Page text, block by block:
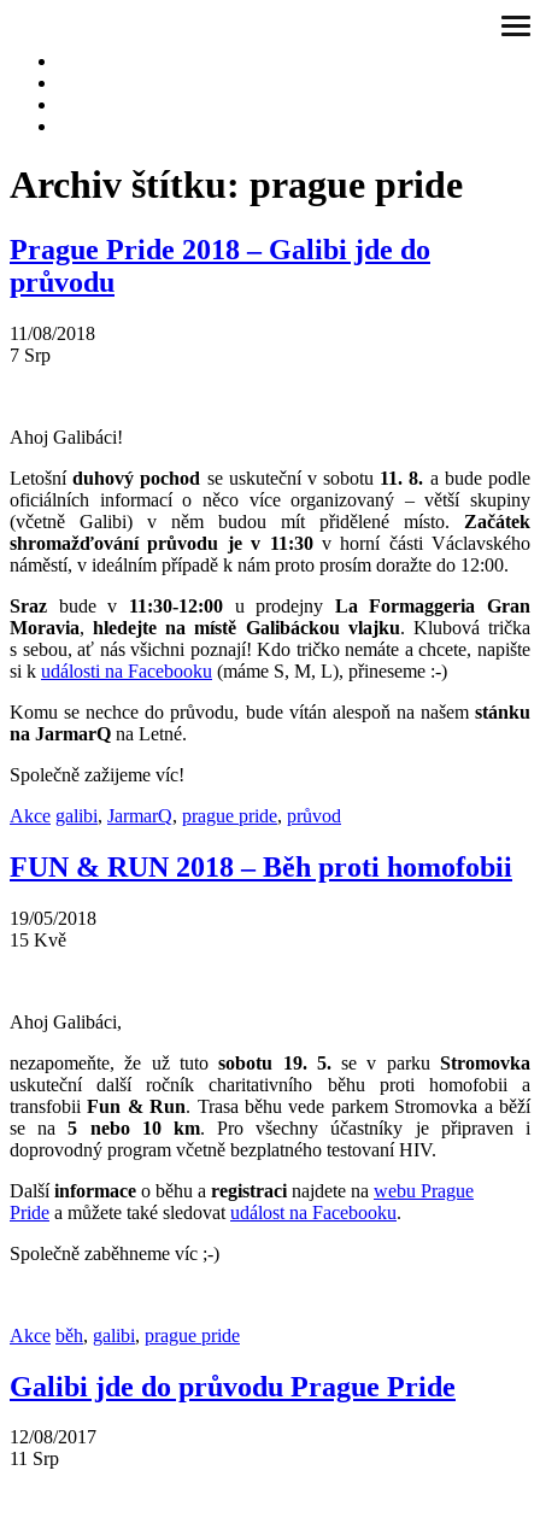
obsah
Archiv štítku: prague pride
Prague Pride 2018 – Galibi jde do
průvodu
11/08/2018
7 Srp
Ahoj Galibáci!
Letošníduhový pochod se uskuteční v sobotu 11. 8. a bude podle
oficiálních informací o něco více organizovaný – větší skupiny
(včetně Galibi) v něm budou mít přidělené místo. Začátek
shromažďování průvodu je v 11:30v horní části Václavského
náměstí, v ideálním případě k nám proto prosím doražte do 12:00.
Sraz bude v 11:30-12:00u prodejny La Formaggeria Gran
Moravia,hledejte na místě Galibáckou vlajku. Klubová trička
s sebou, ať nás všichni poznají! Kdo tričko nemáte a chcete, napište
si k události na Facebooku (máme S, M, L), přineseme :-)
Komu se nechce do průvodu, bude vítán alespoň na našem stánku
na JarmarQ na Letné.
Společně zažijeme víc!
Akce galibi, JarmarQ, prague pride, průvod
FUN & RUN 2018 – Běh proti homofobii
19/05/2018
15 Kvě
Ahoj Galibáci,
nezapomeňte, že už tutosobotu 19. 5.se v parkuStromovka
uskuteční další ročník charitativního běhu proti homofobii a
transfobiiFun & Run. Trasa běhu vede parkem Stromovka a běží
se na5 nebo 10 km. Pro všechny účastníky je připraven i
doprovodný program včetně bezplatného testovaní HIV.
Dalšíinformace o běhu a registraci najdete na webu Prague
Pride a můžete také sledovat událost na Facebooku.
Společně zaběhneme víc ;-)
Akce běh, galibi, prague pride
Galibi jde do průvodu Prague Pride
12/08/2017
11 Srp